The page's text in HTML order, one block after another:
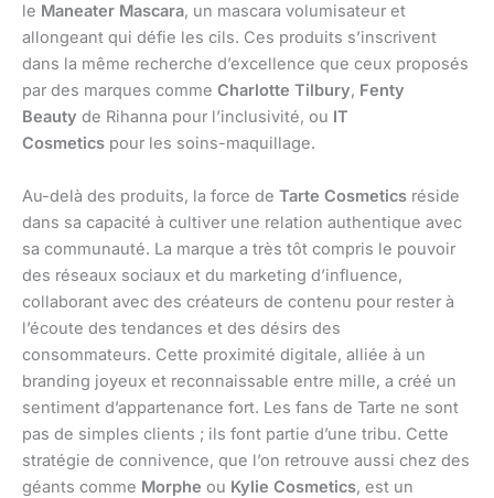
le Maneater Mascara, un mascara volumisateur et
allongeant qui défie les cils. Ces produits s’inscrivent
dans la même recherche d’excellence que ceux proposés
par des marques comme Charlotte Tilbury, Fenty
Beauty de Rihanna pour l’inclusivité, ou IT
Cosmetics pour les soins-maquillage.
Au-delà des produits, la force de Tarte Cosmetics réside
dans sa capacité à cultiver une relation authentique avec
sa communauté. La marque a très tôt compris le pouvoir
des réseaux sociaux et du marketing d’influence,
collaborant avec des créateurs de contenu pour rester à
l’écoute des tendances et des désirs des
consommateurs. Cette proximité digitale, alliée à un
branding joyeux et reconnaissable entre mille, a créé un
sentiment d’appartenance fort. Les fans de Tarte ne sont
pas de simples clients ; ils font partie d’une tribu. Cette
stratégie de connivence, que l’on retrouve aussi chez des
géants comme Morphe ou Kylie Cosmetics, est un